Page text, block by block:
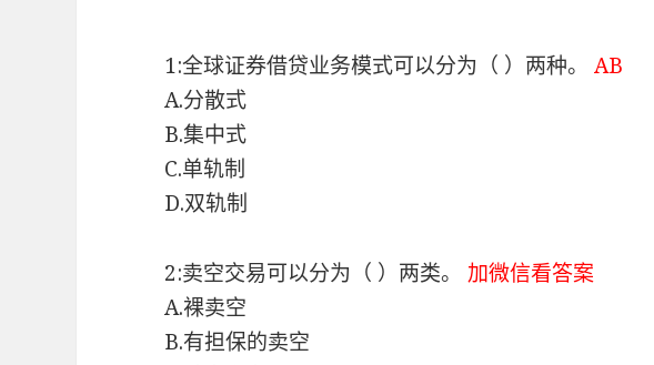
1:全球证券借贷业务模式可以分为（ ）两种。AB
A.分散式
B.集中式
C.单轨制
D.双轨制
2:卖空交易可以分为（ ）两类。 加微信看答案
A.裸卖空
B.有担保的卖空